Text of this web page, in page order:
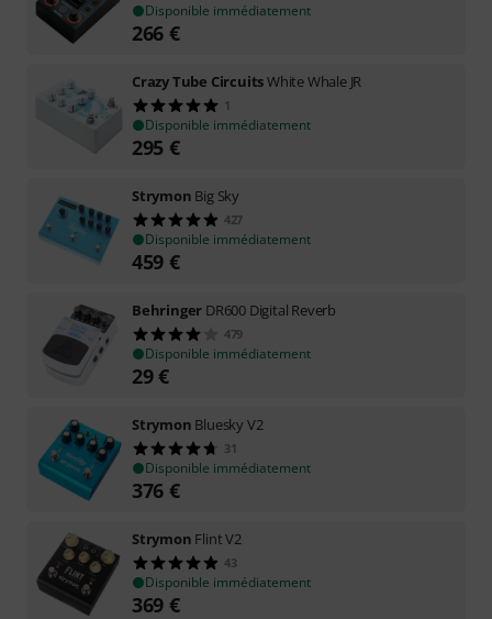
Disponible immédiatement
266 €
Crazy Tube CircuitsWhite Whale JR
1
Disponible immédiatement
295 €
Strymon Big Sky
427
Disponible immédiatement
459 €
Behringer DR600 Digital Reverb
479
Disponible immédiatement
29€
Strymon Bluesky V2
31
Disponible immédiatement
376 €
Strymon Flint V2
43
Disponible immédiatement
369 €